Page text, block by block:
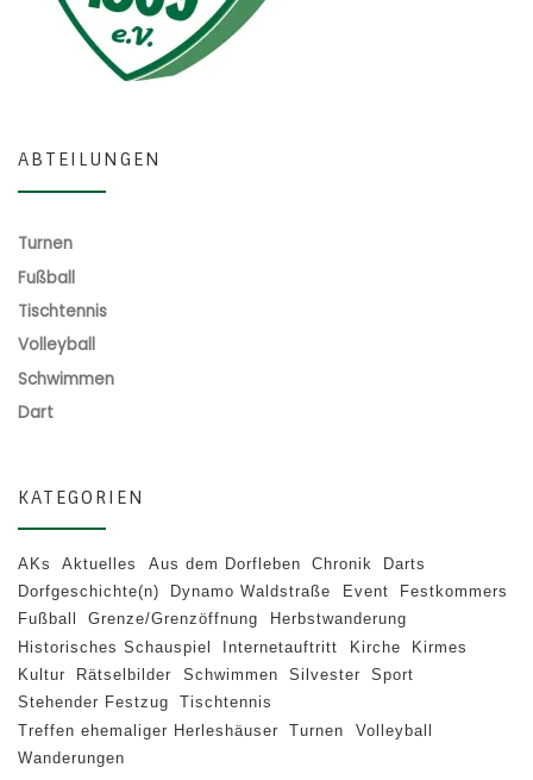
ABTEILUNGEN
Turnen
Fußball
Tischtennis
Volleyball
Schwimmen
Dart
KATEGORIEN
AKs Aktuelles Aus dem Dorfleben Chronik
Darts
Dorfgeschichte(n)
Dynamo Waldstraße Event
Festkommers
Fußball
Grenze/Grenzöffnung
Herbstwanderung
Historisches Schauspiel
Internetauftritt Kirche
Kirmes
Kultur
Rätselbilder Schwimmen Silvester
Sport
Stehender Festzug
Tischtennis
Treffen ehemaliger Herleshäuser
Turnen
Volleyball
Wanderungen